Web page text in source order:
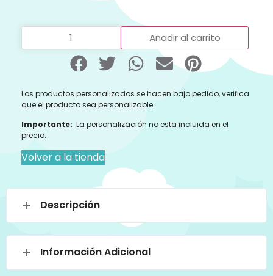
Añadir al carrito
Los productos personalizados se hacen bajo pedido, verifica
que el producto sea personalizable:
Importante: La personalización no esta incluida en el
precio.
Volver a la tienda
Descripción
Información Adicional